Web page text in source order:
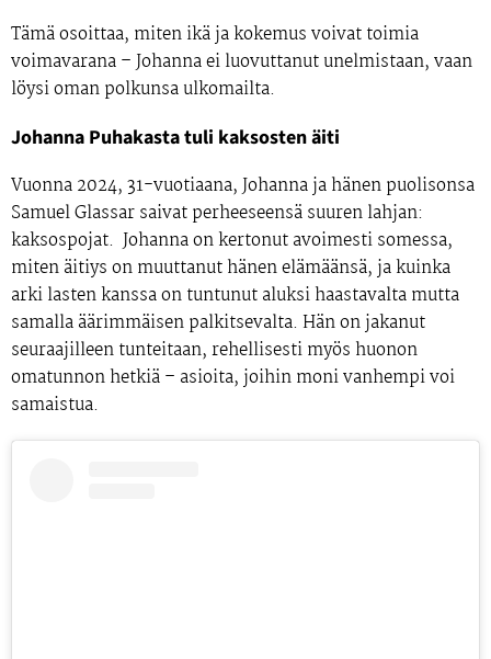
Tämä osoittaa, miten ikä ja kokemus voivat toimia
voimavarana – Johanna ei luovuttanut unelmistaan, vaan
löysi oman polkunsa ulkomailta.
Johanna Puhakasta tuli kaksosten äiti
Vuonna 2024, 31-vuotiaana, Johanna ja hänen puolisonsa
Samuel Glassar saivat perheeseensä suuren lahjan:
kaksospojat. Johanna on kertonut avoimesti somessa,
miten äitiys on muuttanut hänen elämäänsä, ja kuinka
arki lasten kanssa on tuntunut aluksi haastavalta mutta
samalla äärimmäisen palkitsevalta. Hän on jakanut
seuraajilleen tunteitaan, rehellisesti myös huonon
omatunnon hetkiä – asioita, joihin moni vanhempi voi
samaistua.